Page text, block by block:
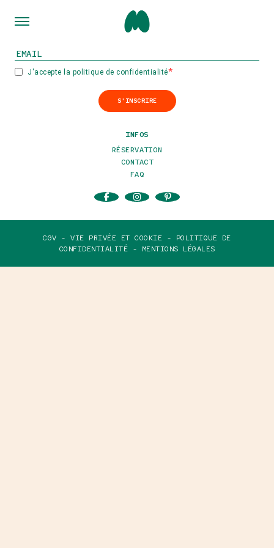
INSCRIVEZ-VOUS À NOTRE NEWSLETTER
J'accepte la politique de confidentialité
S'INSCRIRE
INFOS
RÉSERVATION
CONTACT
FAQ
CGV - VIE PRIVÉE ET COOKIE -
POLITIQUE DE
CONFIDENTIALITÉ -
MENTIONS LÉGALES